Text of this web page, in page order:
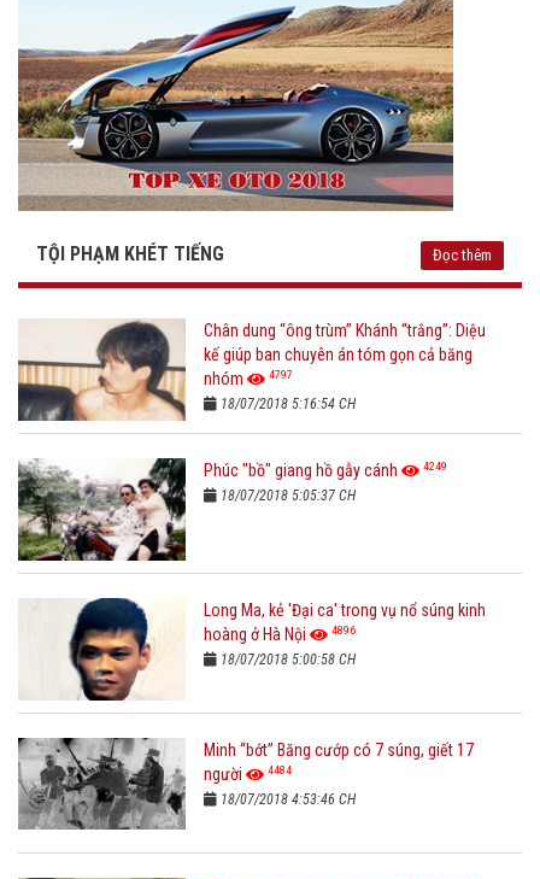
TỘI PHẠM KHÉT TIẾNG Đọc thêm
Chân dung “ông trùm” Khánh “trắng”: Diệu
kế giúp ban chuyên án tóm gọn cả băng
nhóm
4797
18/07/2018 5:16:54 CH
Phúc "bồ" giang hồ gẫy cánh 4249
18/07/2018 5:05:37 CH
Long Ma, kẻ 'Đại ca' trong vụ nổ súng kinh
hoàng ở Hà Nội
4896
18/07/2018 5:00:58 CH
Minh “bớt” Băng cướp có 7 súng, giết 17
người
4484
18/07/2018 4:53:46 CH